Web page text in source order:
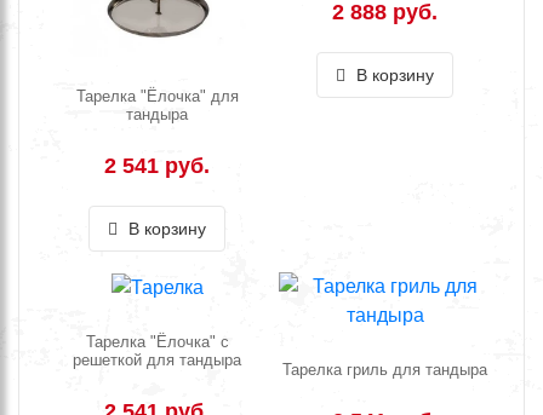
Тарелка "Ёлочка" для
тандыра
2 541 руб.
В корзину
2 888 руб.
В корзину
Тарелка "Ёлочка" с
решеткой для тандыра
Тарелка гриль для тандыра